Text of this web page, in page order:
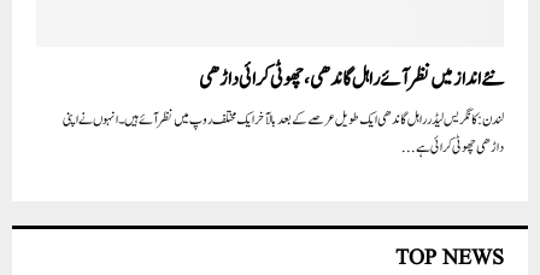
نئے انداز میں نظر آئے راہل گاندھی، چھوٹی کرائی داڑھی
لندن: کانگریس لیڈر راہل گاندھی ایک طویل عرصے کے بعد بالآخر ایک مختلف روپ میں نظر آئے ہیں۔ انہوں نے اپنی
داڑھی چھوٹی کرائی ہے...
TOP NEWS